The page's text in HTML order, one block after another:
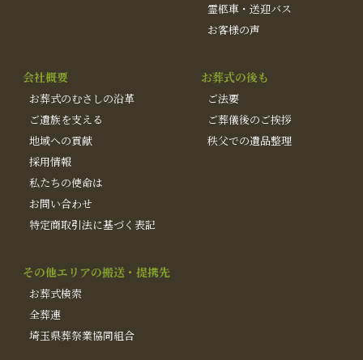
霊柩車・送迎バス
お客様の声
会社概要
お葬式のむさしの沿革
ご遺族を支える
地域への貢献
採用情報
私たちの使命は
お問い合わせ
特定商取引法に基づく表記
お葬式の後も
ご法要
ご葬儀後のご挨拶
秩父での遺品整理
その他エリアの搬送・提携先
お葬式検索
全葬連
埼玉県葬祭業協同組合